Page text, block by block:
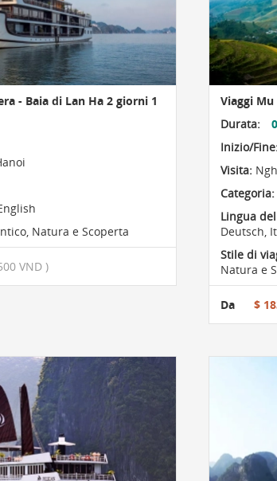
- Baia di Lan Ha 2 giorni 1
, Natura e Scoperta
VND )
Viaggi Mu
Durata:
Inizio/
Visita:
Categoria:
Lingua
Deutsch,
Stile di
Natura e
Da $